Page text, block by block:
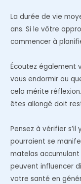
La durée de vie
ans. Si le vôtre
commencer à
Écoutez également
vous endormir ou
cela mérite
êtes allongé doit
Pensez à vérifier s’il
pourraient se
matelas
peuvent influencer
votre santé en